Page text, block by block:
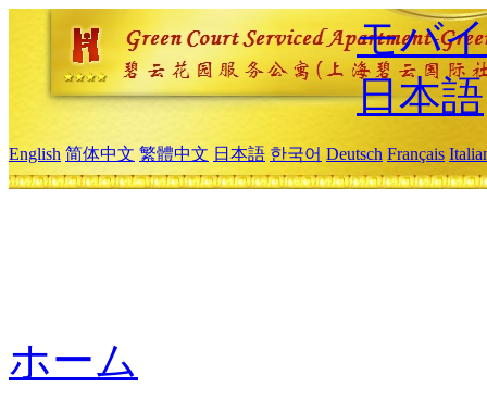
モバ
日本語
English 简体中文 繁體中文 日本語 한국어 Deutsch Français
ホーム